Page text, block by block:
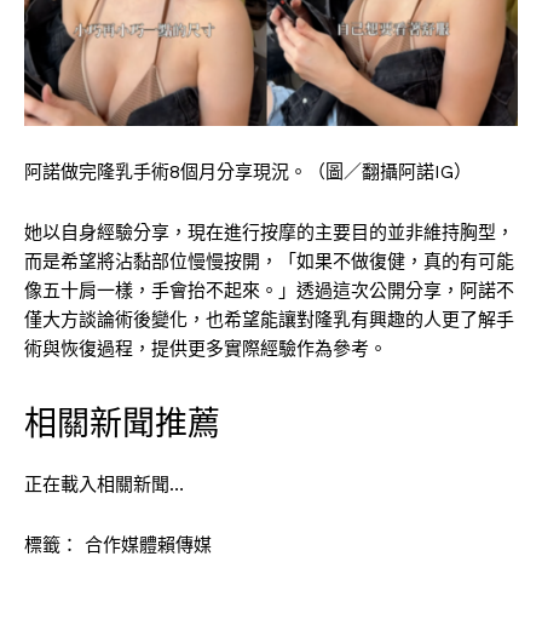
阿諾做完隆乳手術8個月分享現況。（圖／翻攝阿諾IG）
她以自身經驗分享，現在進行按摩的主要目的並非維持胸型，
而是希望將沾黏部位慢慢按開，「如果不做復健，真的有可能
像五十肩一樣，手會抬不起來。」透過這次公開分享，阿諾不
僅大方談論術後變化，也希望能讓對隆乳有興趣的人更了解手
術與恢復過程，提供更多實際經驗作為參考。
相關新聞推薦
正在載入相關新聞…
標籤： 合作媒體賴傳媒